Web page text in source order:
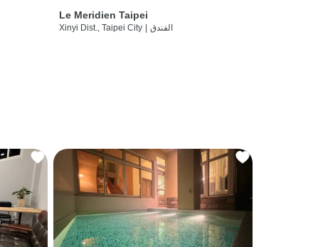
Le Meridien Taipei
Xinyi Dist., Taipei City | الفندق